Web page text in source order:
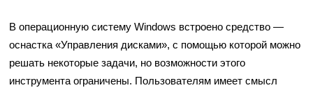
В операционную систему Windows встроено средство —
оснастка «Управления дисками», с помощью которой можно
решать некоторые задачи, но возможности этого
инструмента ограничены. Пользователям имеет смысл